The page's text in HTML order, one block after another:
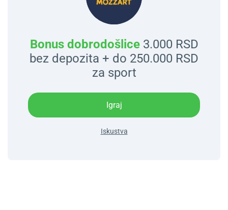
Bonus dobrodošlice3.000 RSD
bez depozita + do 250.000 RSD
za sport
Igraj
Iskustva